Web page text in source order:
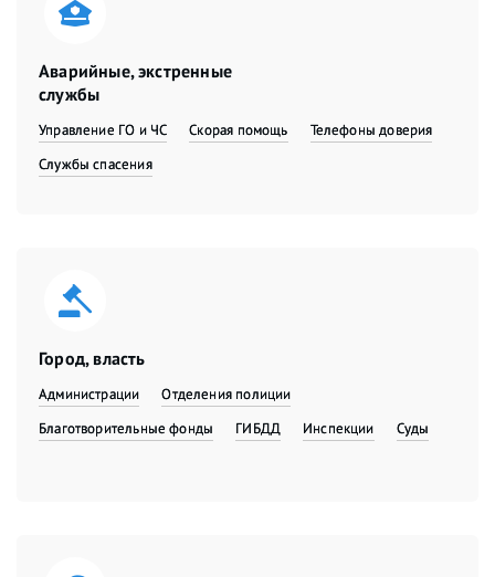
Аварийные, экстренные
службы
Управление ГО и ЧС Скорая помощь
Телефоны доверия
Службы спасения
Город, власть
Администрации
Отделения полиции
Благотворительные фонды
ГИБДД Инспекции Суды